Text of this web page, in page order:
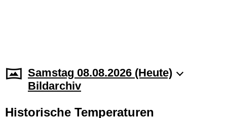
Samstag 08.08.2026 (Heute)
Bildarchiv
Historische Temperaturen